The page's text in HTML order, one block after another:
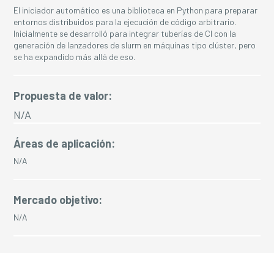
El iniciador automático es una biblioteca en Python para preparar
entornos distribuidos para la ejecución de código arbitrario.
Inicialmente se desarrolló para integrar tuberías de CI con la
generación de lanzadores de slurm en máquinas tipo clúster, pero
se ha expandido más allá de eso.
Propuesta de valor:
N/A
Áreas de aplicación:
N/A
Mercado objetivo:
N/A